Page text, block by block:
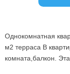
Однокомнатная
м2 терраса В
комната,балкон.